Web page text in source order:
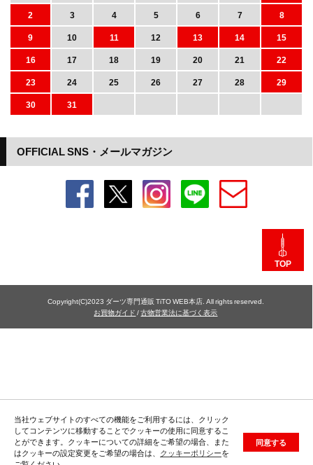
当社ウェブサイトのすべての機能をご利用するには、クリック
してコンテンツに移動することでクッキーの使用に同意するこ
とができます。クッキーについての詳細をご希望の場合、また
はクッキーの設定変更をご希望の場合は、 クッキーポリシーを
同意する
OFFICIAL SNS・メールマガジン
2
3 4 5 6 7
8
9
10 11 12 13 14
15
16
17 18 19 20 21
22
23
24 25 26 27 28
29
30
31
TOP
Copyright(C)2023 ダーツ専門通販 TiTO WEB本店. All rights reserved.
お買物ガイド /古物営業法に基づく表示